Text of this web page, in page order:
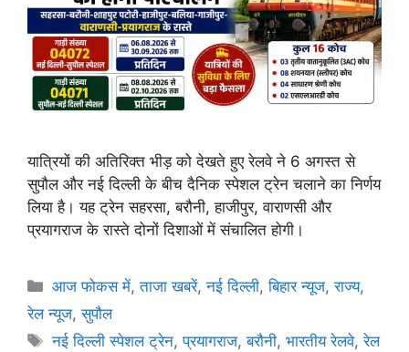
यात्रियों की अतिरिक्त भीड़ को देखते हुए रेलवे ने 6 अगस्त से
सुपौल और नई दिल्ली के बीच दैनिक स्पेशल ट्रेन चलाने का निर्णय
लिया है। यह ट्रेन सहरसा, बरौनी, हाजीपुर, वाराणसी और
प्रयागराज के रास्ते दोनों दिशाओं में संचालित होगी।
आज फोकस में,ताजा खबरें,नई दिल्ली,बिहार न्यूज,राज्य,
रेल न्यूज,सुपौल
नई दिल्ली स्पेशल ट्रेन,प्रयागराज,बरौनी,भारतीय रेलवे,रेल